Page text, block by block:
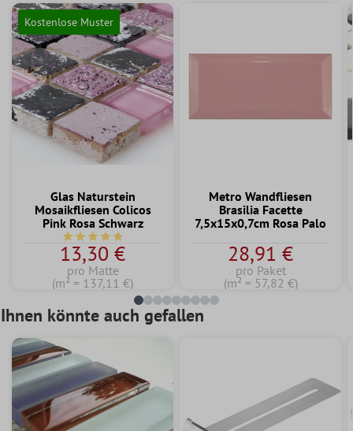
Kostenlose Muster
Glas Naturstein
Mosaikfliesen Colicos
Pink Rosa Schwarz
Durchschnittliche Bewertung von 4.7 von 5 Sternen
13,30 €
pro Matte
(m² = 137,11 €)
Metro Wandfliesen
Brasilia Facette
7,5x15x0,7cm Rosa Palo
28,91 €
pro Paket
(m² = 57,82 €)
Ihnen könnte auch gefallen